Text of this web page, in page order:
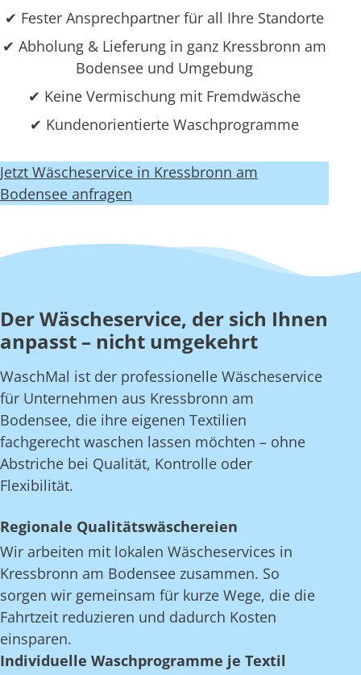
✔ Fester Ansprechpartner für all Ihre Standorte
✔ Abholung & Lieferung in ganz Kressbronn am
Bodensee und Umgebung
✔ Keine Vermischung mit Fremdwäsche
✔ Kundenorientierte Waschprogramme
Jetzt Wäscheservice in Kressbronn am
Bodensee anfragen
Der Wäscheservice, der sich Ihnen
anpasst – nicht umgekehrt
WaschMal ist der professionelle Wäscheservice
für Unternehmen aus Kressbronn am
Bodensee, die ihre eigenen Textilien
fachgerecht waschen lassen möchten – ohne
Abstriche bei Qualität, Kontrolle oder
Flexibilität.
Regionale Qualitätswäschereien
Wir arbeiten mit lokalen Wäscheservices in
Kressbronn am Bodensee zusammen. So
sorgen wir gemeinsam für kurze Wege, die die
Fahrtzeit reduzieren und dadurch Kosten
einsparen.
Individuelle Waschprogramme je Textil